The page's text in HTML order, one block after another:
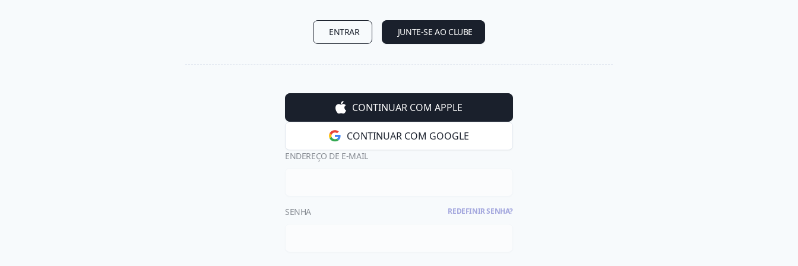
ENTRAR JUNTE-SE AO CLUBE
CONTINUAR COM APPLE
CONTINUAR COM GOOGLE
ENDEREÇO DE E-MAIL
SENHA REDEFINIR SENHA?